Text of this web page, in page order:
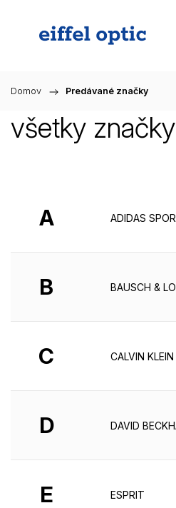
Domov / Predávané značky
všetky
A ADIDAS
B BAUSCH &
C CALVIN KLEIN
D DAVID
E ESPRIT